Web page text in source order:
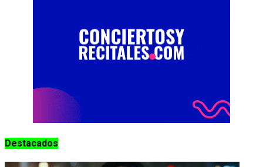
Destacados